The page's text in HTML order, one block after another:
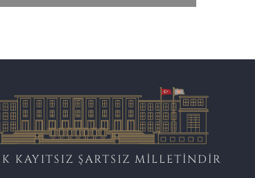
KAYITSIZ ŞARTSIZ MİLLETİNDİR